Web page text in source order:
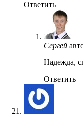
Ответить
Сергей
Надежда,
Ответить